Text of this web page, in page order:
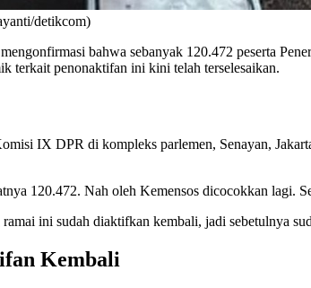
detikcom)
bahwa sebanyak 120.472 peserta
terkait penonaktifan ini kini telah terselesaikan.
IX DPR di kompleks parlemen, Senayan,
120.472. Nah oleh Kemensos dicocokkan lagi.
ini sudah diaktifkan kembali, jadi sebetulnya
Kembali